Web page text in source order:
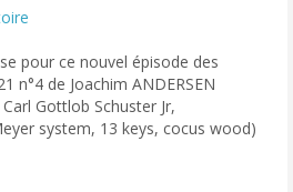
pour ce nouvel épisode des
n°4 de Joachim ANDERSEN
Gottlob Schuster Jr,
system, 13 keys, cocus wood)